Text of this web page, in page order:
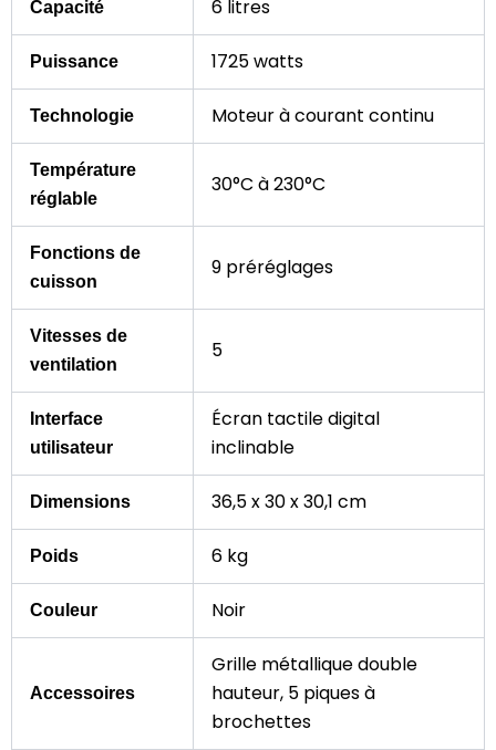
Capacité 6 litres
Puissance 1725 watts
Technologie Moteur à courant continu
Température
réglable
30°C à 230°C
Fonctions de
cuisson
9 préréglages
Vitesses de
ventilation
5
Interface
utilisateur
Écran tactile digital
inclinable
Dimensions 36,5 x 30 x 30,1 cm
Poids 6 kg
Couleur Noir
Accessoires
Grille métallique double
hauteur, 5 piques à
brochettes